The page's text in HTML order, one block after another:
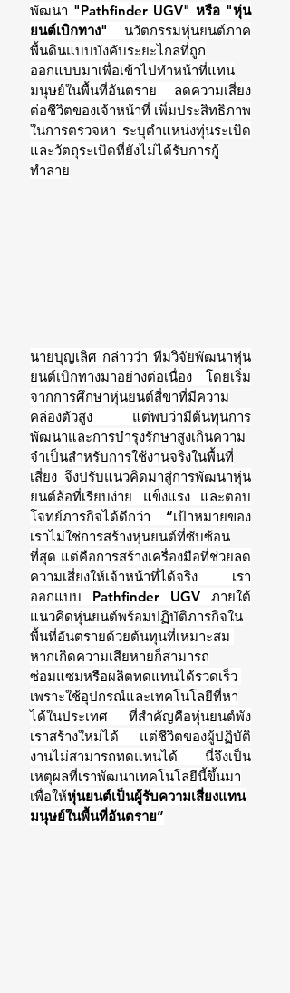
พัฒนา "Pathfinder UGV" หรือ "หุ่น
ยนต์เบิกทาง"
นวัตกรรมหุ่นยนต์ภาค
พื้นดินแบบบังคับระยะไกลที่ถูก
ออกแบบมาเพื่อเข้าไปทำหน้าที่แทน
มนุษย์ในพื้นที่อันตราย ลดความเสี่ยง
ต่อชีวิตของเจ้าหน้าที่ เพิ่มประสิทธิภาพ
ในการตรวจหา ระบุตำแหน่งทุ่นระเบิด
และวัตถุระเบิดที่ยังไม่ได้รับการกู้
ทำลาย
นายบุญเลิศ กล่าวว่า ทีมวิจัยพัฒนาหุ่น
ยนต์เบิกทางมาอย่างต่อเนื่อง โดยเริ่ม
จากการศึกษาหุ่นยนต์สี่ขาที่มีความ
คล่องตัวสูง แต่พบว่ามีต้นทุนการ
พัฒนาและการบำรุงรักษาสูงเกินความ
จำเป็นสำหรับการใช้งานจริงในพื้นที่
เสี่ยง จึงปรับแนวคิดมาสู่การพัฒนาหุ่น
ยนต์ล้อที่เรียบง่าย แข็งแรง และตอบ
โจทย์ภารกิจได้ดีกว่า “เป้าหมายของ
เราไม่ใช่การสร้างหุ่นยนต์ที่ซับซ้อน
ที่สุด แต่คือการสร้างเครื่องมือที่ช่วยลด
ความเสี่ยงให้เจ้าหน้าที่ได้จริง เรา
ออกแบบ Pathfinder UGV ภายใต้
แนวคิดหุ่นยนต์พร้อมปฏิบัติภารกิจใน
พื้นที่อันตรายด้วยต้นทุนที่เหมาะสม
หากเกิดความเสียหายก็สามารถ
ซ่อมแซมหรือผลิตทดแทนได้รวดเร็ว
เพราะใช้อุปกรณ์และเทคโนโลยีที่หา
ได้ในประเทศ ที่สำคัญคือหุ่นยนต์พัง
เราสร้างใหม่ได้ แต่ชีวิตของผู้ปฏิบัติ
งานไม่สามารถทดแทนได้ นี่จึงเป็น
เหตุผลที่เราพัฒนาเทคโนโลยีนี้ขึ้นมา
เพื่อให้หุ่นยนต์เป็นผู้รับความเสี่ยงแทน
มนุษย์ในพื้นที่อันตราย”